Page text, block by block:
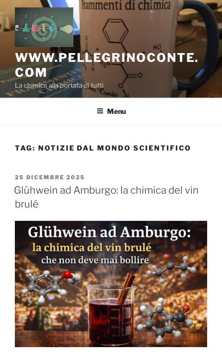
Salta
al
contenuto
WWW.PELLEGRINOCONTE.
COM
La chimica alla portata di tutti
Menu
TAG: NOTIZIE DAL MONDO SCIENTIFICO
PUBBLICATO
IL
25 DICEMBRE 2025
Glühwein ad Amburgo: la chimica del vin
brulé